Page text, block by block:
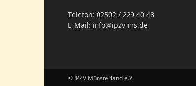
Telefon: 02502 / 229 40 48
E-Mail: info@ipzv-ms.de
© IPZV Münsterland e.V.